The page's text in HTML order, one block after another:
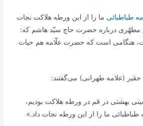
طباطبائى ما را از اين ورطه هلاكت نجات
مطهّرى درباره حضرت حاج سيّد هاشم كه:
هنگامى است كه حضرت علّامه هم حيات
(علامه طهرانی) می‌‏گفتند:
بهشتى در قم در ورطه هلاكت بوديم،
ما را از اين ورطه نجات داد.»